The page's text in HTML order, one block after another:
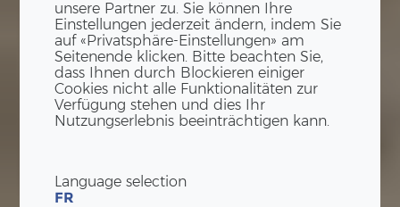
unsere Partner zu. Sie können Ihre
Einstellungen jederzeit ändern, indem Sie
auf «Privatsphäre-Einstellungen» am
Seitenende klicken. Bitte beachten Sie,
dass Ihnen durch Blockieren einiger
Cookies nicht alle Funktionalitäten zur
Verfügung stehen und dies Ihr
Nutzungserlebnis beeinträchtigen kann.
Language selection
FR